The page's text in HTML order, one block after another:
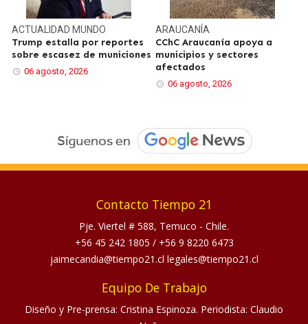
ACTUALIDADMUNDO
Trump estalla por reportes
sobre escasez de municiones
06 agosto, 2026
ARAUCANÍA
CChC Araucanía apoya a
municipios y sectores
afectados
06 agosto, 2026
Contacto Tiempo 21
Pje. Viertel # 588, Temuco - Chile.
+56 45 242 1805 / +56 9 8220 6473
jaimecandia@tiempo21.cl legales@tiempo21.cl
Equipo De Trabajo
Diseño y Pre-prensa: Cristina Espinoza. Periodista: Claudio